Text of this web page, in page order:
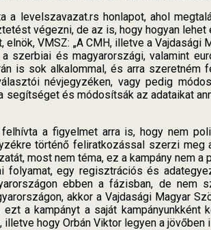
a levelszavazat.rs honlapot, ahol
végezni, de az is, hogy hogyan
elnök, VMSZ: „A CMH, illetve a
szerbiai és magyarországi, valamint
is sok alkalommal, és arra szeretném
névjegyzéken, vagy pedig
segítséget és módosítsák az adataikat
a figyelmet arra is, hogy nem
történő feliratkozással szerzi meg
most nem téma, ez a kampány nem
folyamat, egy regisztrációs és
ebben a fázisban, de nem
akkor a Vajdasági Magyar
ezt a kampányt a saját
illetve hogy Orbán Viktor legyen a